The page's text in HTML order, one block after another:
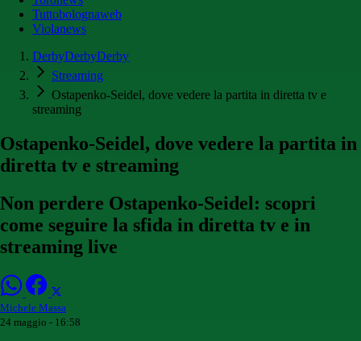
Tuttobolognaweb
Violanews
DerbyDerbyDerby
Streaming
Ostapenko-Seidel, dove vedere la partita in diretta tv e
streaming
Ostapenko-Seidel, dove vedere la partita in
diretta tv e streaming
Non perdere Ostapenko-Seidel: scopri
come seguire la sfida in diretta tv e in
streaming live
Michele Massa
24 maggio - 16:58